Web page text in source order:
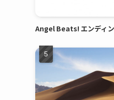
Angel Beats! エンディ